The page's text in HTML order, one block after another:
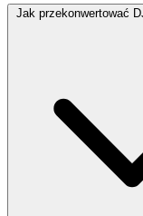
Jak przekonwertować